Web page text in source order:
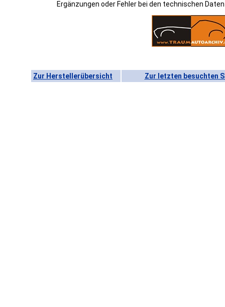
Ergänzungen oder Fehler bei den technischen
Zur Herstellerübersicht Zur letzten besuchten